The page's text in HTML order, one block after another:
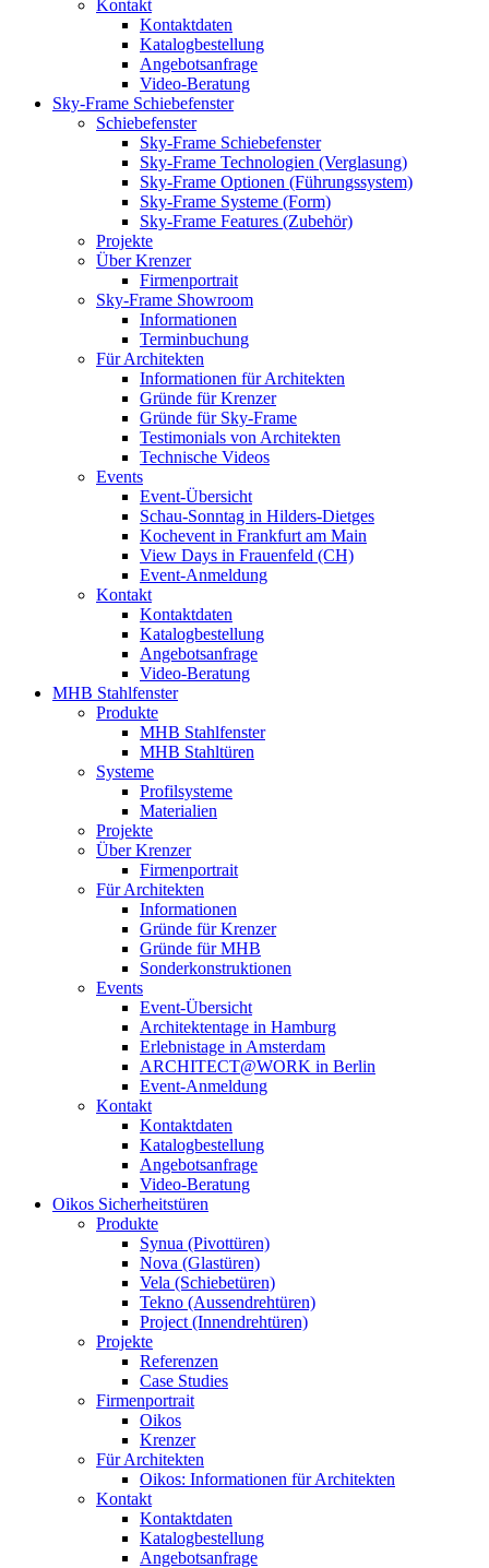
Kontakt
Kontaktdaten
Katalogbestellung
Angebotsanfrage
Video-Beratung
Sky-Frame Schiebefenster
Schiebefenster
Sky-Frame Schiebefenster
Sky-Frame Technologien (Verglasung)
Sky-Frame Optionen (Führungssystem)
Sky-Frame Systeme (Form)
Sky-Frame Features (Zubehör)
Projekte
Über Krenzer
Firmenportrait
Sky-Frame Showroom
Informationen
Terminbuchung
Für Architekten
Informationen für Architekten
Gründe für Krenzer
Gründe für Sky-Frame
Testimonials von Architekten
Technische Videos
Events
Event-Übersicht
Schau-Sonntag in Hilders-Dietges
Kochevent in Frankfurt am Main
View Days in Frauenfeld (CH)
Event-Anmeldung
Kontakt
Kontaktdaten
Katalogbestellung
Angebotsanfrage
Video-Beratung
MHB Stahlfenster
Produkte
MHB Stahlfenster
MHB Stahltüren
Systeme
Profilsysteme
Materialien
Projekte
Über Krenzer
Firmenportrait
Für Architekten
Informationen
Gründe für Krenzer
Gründe für MHB
Sonderkonstruktionen
Events
Event-Übersicht
Architektentage in Hamburg
Erlebnistage in Amsterdam
ARCHITECT@WORK in Berlin
Event-Anmeldung
Kontakt
Kontaktdaten
Katalogbestellung
Angebotsanfrage
Video-Beratung
Oikos Sicherheitstüren
Produkte
Synua (Pivottüren)
Nova (Glastüren)
Vela (Schiebetüren)
Tekno (Aussendrehtüren)
Project (Innendrehtüren)
Projekte
Referenzen
Case Studies
Firmenportrait
Oikos
Krenzer
Für Architekten
Oikos: Informationen für Architekten
Kontakt
Kontaktdaten
Katalogbestellung
Angebotsanfrage